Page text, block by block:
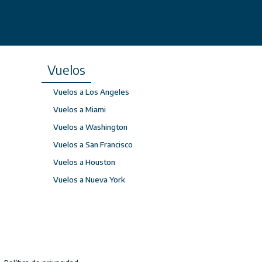
Vuelos
Vuelos a Los Angeles
Vuelos a Miami
Vuelos a Washington
Vuelos a San Francisco
Vuelos a Houston
Vuelos a Nueva York